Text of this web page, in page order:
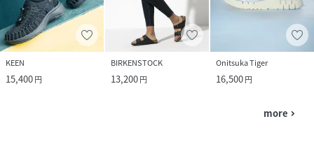
KEEN
15,400円
BIRKENSTOCK
13,200円
Onitsuka Tiger
16,500円
more navigate_next